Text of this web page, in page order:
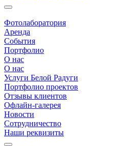
Фотолаборатория
Аренда
События
Портфолио
О нас
О нас
Услуги Белой Радуги
Портфолио проектов
Отзывы клиентов
Офлайн-галерея
Новости
Сотрудничество
Наши реквизиты